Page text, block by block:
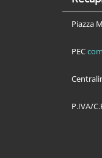
Piazza
PEC
P.IVA/